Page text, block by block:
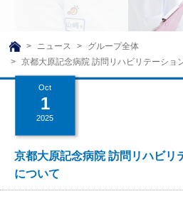
グループについて
理事長挨拶
沿革ストーリー
基本的マインド
社会貢献活動
グループの取り組み
リハビリテーション
訪問サービス
高齢者介護施設
高齢者住宅施設
大原のこと
メディア
ニュース
広報誌
メディア掲載一覧
公式SNS
シャトルバス
友達追加
TOP
ニュース
グループ全体
京都大原記念病院 訪問リハビリテーショ
Oct
1
2025
京都大原記念病院 訪問リハビリ
について